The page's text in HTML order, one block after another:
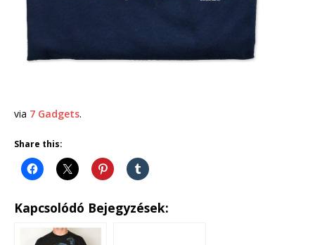
via 7 Gadgets.
Share this:
Kapcsolódó Bejegyzések: